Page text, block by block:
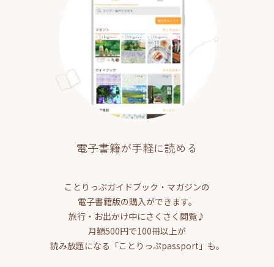
電子書籍が手軽に読める
ことりっぷガイドブック・マガジンの
電子書籍版の購入ができます。
旅行・お出かけ中にさくさく閲覧♪
月額500円で100冊以上が
読み放題になる「ことりっぷpassport」も。